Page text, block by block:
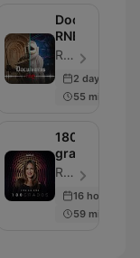
Documentos
RNE
Radio Nacional - Episodio 21
2 days ago
55 min
180
grados
Radio 3 - Episodio 23
16 hours ago
59 min